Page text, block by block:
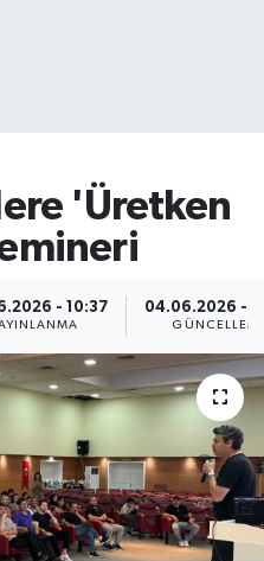
'Üretken
- 10:37 04.06.2026 -